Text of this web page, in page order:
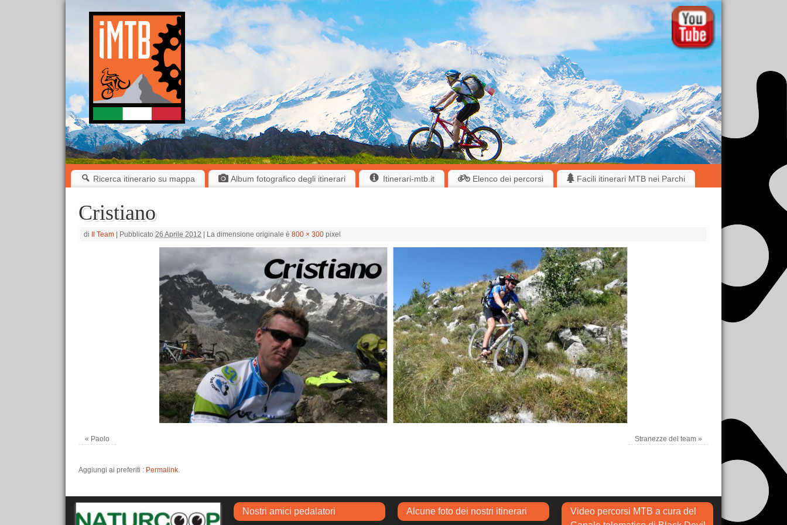
Ricerca itinerario su mappa Album fotografico degli itinerari Itinerari-mtb.it Elenco dei percorsi Facili itinerari MTB nei Parchi
Cristiano
di Il Team | Pubblicato 26 Aprile 2012 | La dimensione originale è800 × 300 pixel
« Paolo Stranezze del team»
Aggiungi ai preferiti : Permalink
Nostri amici pedalatori Alcune foto dei nostri itinerari
Video percorsi MTB a cura del